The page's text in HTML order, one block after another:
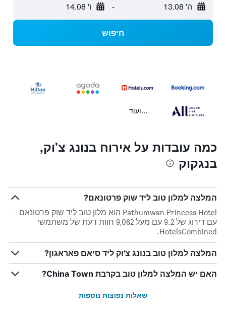
ה' 13.08 - ו' 14.08
חיפוש
...ועוד
כמה עובדות על אירוח בנונג צ'וק,
בנגקוק
המלצה למלון טוב ליד שוק פרטונאם?
Pathumwan Princess Hotel הוא מלון טוב ליד שוק פרטונאם -
עם דירוג של 9.2 עם מעל 9,062 חוות דעת של משתמשי
HotelsCombined.
המלצה למלון טוב בנונג צ'וק ליד סיאם פאראגון?
האם יש המלצה למלון טוב בקרבת China Town?
שאלות נפוצות נוספות